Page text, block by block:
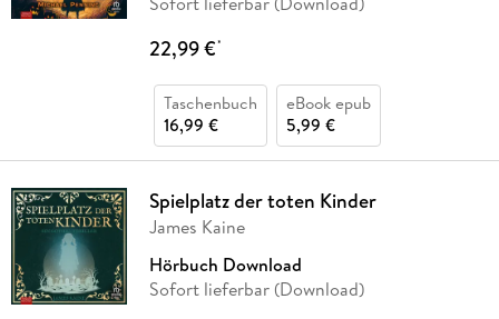
22,99 €*
Taschenbuch
16,99 €
eBook epub
5,99 €
Spielplatz der toten Kinder
James Kaine
Hörbuch Download
Sofort lieferbar (Download)